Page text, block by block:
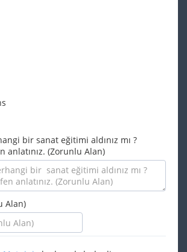
bir sanat eğitimi aldınız mı ?
anlatınız. (Zorunlu Alan)
Alan)